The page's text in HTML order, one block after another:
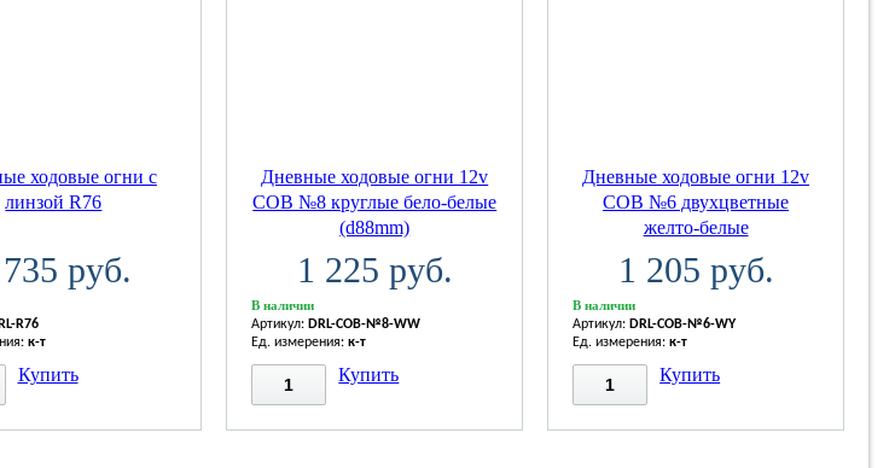
ходовые огни с
линзой R76
руб.
R76
к-т
Купить
Дневные ходовые огни 12v
COB №8 круглые бело-белые
(d88mm)
1 225 руб.
В наличии
Артикул: DRL-COB-№8-WW
Ед. измерения:к-т
Купить
Дневные ходовые огни 12v
COB №6 двухцветные
желто-белые
1 205 руб.
В наличии
Артикул: DRL-COB-№6-WY
Ед. измерения:к-т
Купить